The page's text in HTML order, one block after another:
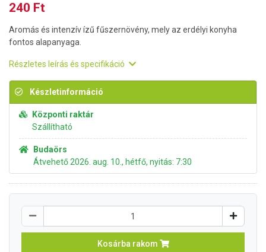
240 Ft
Aromás és intenzív ízű fűszernövény, mely az erdélyi konyha
fontos alapanyaga.
Részletes leírás és specifikáció
Készletinformáció
Központi raktár
Szállítható
Budaörs
Átvehető 2026. aug. 10., hétfő, nyitás: 7:30
Kosárba rakom